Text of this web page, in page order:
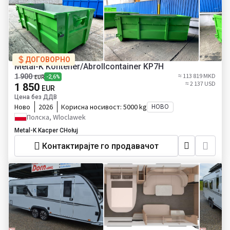
ДОГОВОРНО
Metal-K Kontener/Abrollcontainer KP7H
1 900 EUR -2,6%
1 850 EUR
Цена без ДДВ
≈ 113 819 MKD
≈ 2 137 USD
Ново 2026 Корисна носивост: 5000 kg НОВО
Полска, Wloclawek
Metal-K Kacper CHołuj
Контактирајте го продавачот